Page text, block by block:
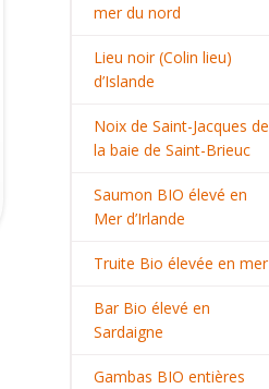
mer du nord
Lieu noir (Colin lieu)
d’Islande
Noix de Saint-Jacques de
la baie de Saint-Brieuc
Saumon BIO élevé en
Mer d’Irlande
Truite Bio élevée en mer
Bar Bio élevé en
Sardaigne
Gambas BIO entières